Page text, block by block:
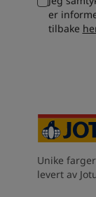
er
tilbake
Unike
levert av